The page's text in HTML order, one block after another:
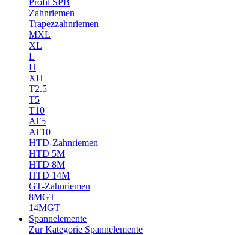
Profil SPB
Zahnriemen
Trapezzahnriemen
MXL
XL
L
H
XH
T2.5
T5
T10
AT5
AT10
HTD-Zahnriemen
HTD 5M
HTD 8M
HTD 14M
GT-Zahnriemen
8MGT
14MGT
Spannelemente
Zur Kategorie Spannelemente